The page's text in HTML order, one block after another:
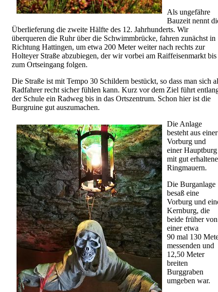
Als ungefähre
Bauzeit nennt
Überlieferung die zweite Hälfte des 12. Jahrhunderts. Wir
überqueren die Ruhr über die Schwimmbrücke, fahren zunächst in
Richtung Hattingen, um etwa 200 Meter weiter nach rechts zur
Holteyer Straße abzubiegen, der wir vorbei am Raiffeisenmarkt bis
zum Ortseingang folgen.
Die Straße ist mit Tempo 30 Schildern bestückt, so dass man sich
Radfahrer recht sicher fühlen kann. Kurz vor dem Ziel führt
der Schule ein Radweg bis in das Ortszentrum. Schon hier ist die
Burgruine gut auszumachen.
Die Anlage
besteht aus einer
Vorburg und
einer Hauptburg
mit gut
Ringmauern.
Die Burganlage
besaß eine
Vorburg und
Kernburg, die
beide früher von
einer etwa
90 mal 130
messenden und
12,50 Meter
breiten
Burggraben
umgeben war.